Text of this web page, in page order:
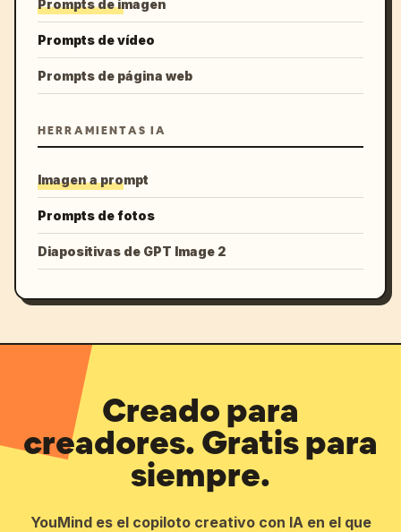
Prompts de imagen
Prompts de vídeo
Prompts de página web
HERRAMIENTAS IA
Imagen a prompt
Prompts de fotos
Diapositivas de GPT Image 2
Creado para
creadores. Gratis para
siempre.
YouMind es el copiloto creativo con IA en el que